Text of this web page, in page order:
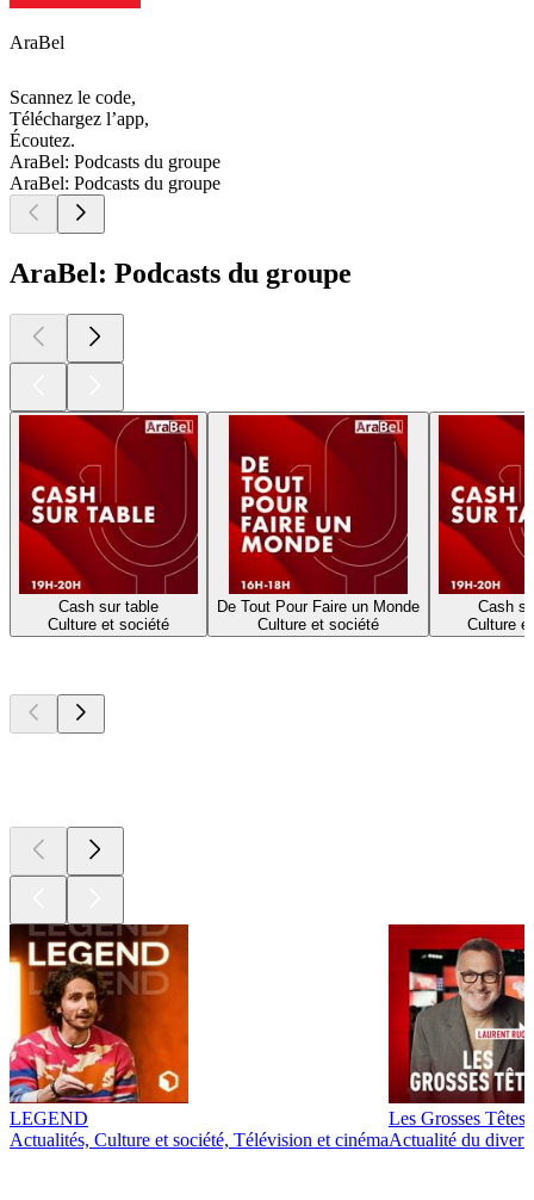
AraBel
Scannez le code,
Téléchargez l’app,
Écoutez.
AraBel: Podcasts du groupe
AraBel: Podcasts du groupe
AraBel: Podcasts du groupe
Cash sur table
Culture et société
De Tout Pour Faire un Monde
Culture et société
Cash
Culture
LEGEND
Actualités, Culture et société, Télévision et cinéma
Les Grosses Têtes
Actualité du